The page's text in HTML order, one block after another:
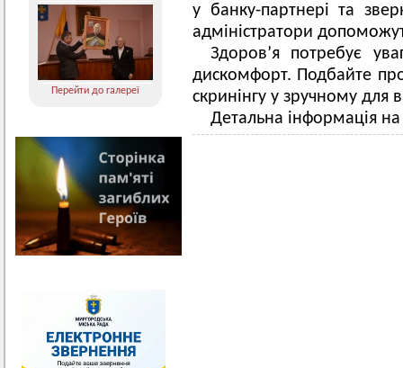
Перейти до галереї
у банку-партнері та
адміністратори
Здоров’я потребує
дискомфорт. Подбайте
скринінгу у зручному для
Детальна інформація на